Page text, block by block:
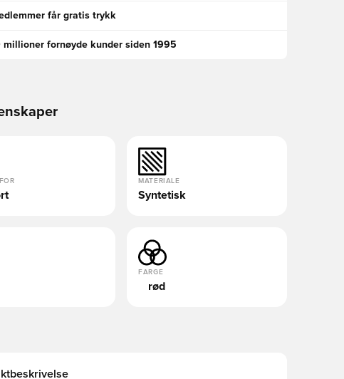
får gratis trykk
millioner fornøyde kunder siden 1995
MATERIALE
Syntetisk
FARGE
rød